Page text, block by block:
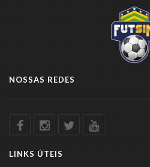
NOSSAS REDES
LINKS ÚTEIS